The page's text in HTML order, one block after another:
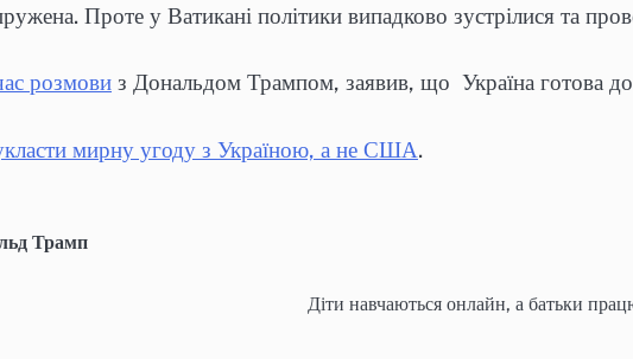
Проте у Ватикані політики випадково зустрілися та
розмови з Дональдом Трампом, заявив, що Україна готова
мирну угоду з Україною, а не США.
Трамп
Діти навчаються онлайн, а батьки